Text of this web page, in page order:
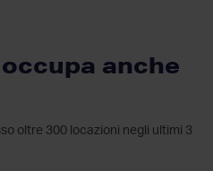
anche
oltre 300 locazioni negli ultimi 3